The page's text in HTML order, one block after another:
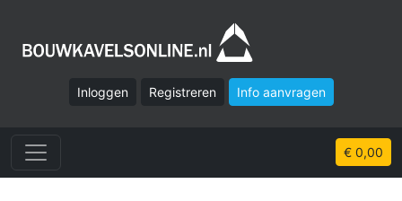
Inloggen Registreren Info aanvragen
€ 0,00